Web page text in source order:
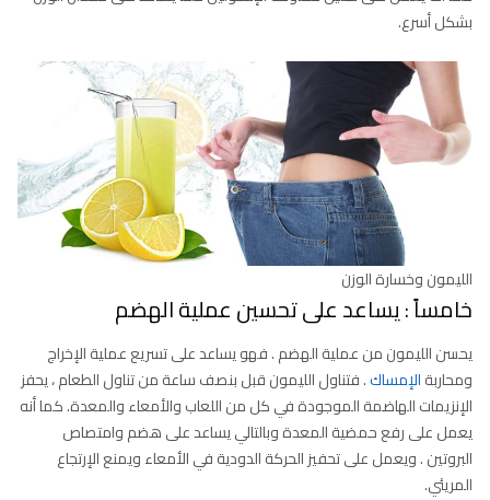
بشكل أسرع.
الليمون وخسارة الوزن
خامساً : يساعد على تحسين عملية الهضم
يحسن الليمون من عملية الهضم . فهو يساعد على تسريع عملية الإخراج
ومحاربةالإمساك. فتناول الليمون قبل بنصف ساعة من تناول الطعام ، يحفز
الإنزيمات الهاضمة الموجودة في كل من اللعاب والأمعاء والمعدة. كما أنه
يعمل على رفع حمضية المعدة وبالتالي يساعد على هضم وامتصاص
البروتين . ويعمل على تحفيز الحركة الدودية في الأمعاء ويمنع الإرتجاع
المريئي.